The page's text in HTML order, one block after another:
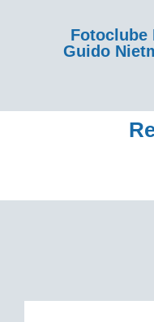
Fotoclube
Guido